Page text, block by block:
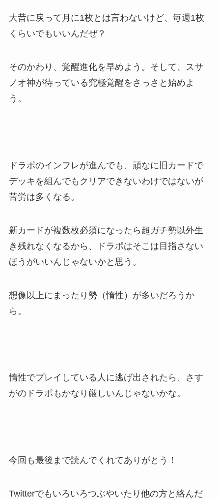
大昔に戻って月に1枚とは言わないけど、毎週1枚
くらいでもいいんだぜ？
そのかわり、覚醒進化を早めよう。そして、スサ
ノオ神が待っている究極覚醒をさっさと始めよ
う。
ドラポのインフレが進んでも、頑なに旧カードで
デッキを組んでもクリアできないわけではないが
苦労は多くなる。
新カードが複数枚必須になったら超ガチ勢以外生
き残れなくなるから、ドラポはそこは目指さない
ほうがいいんじゃないかと思う。
想像以上にまったり勢（惰性）が多いだろうか
ら。
惰性でプレイしている人に逃げ出されたら、さす
がのドラポもかなり厳しいんじゃないかな。
今回も最後まで読んでくれてありがとう！
Twitterでもいろいろつぶやいたり他の方と絡んだ